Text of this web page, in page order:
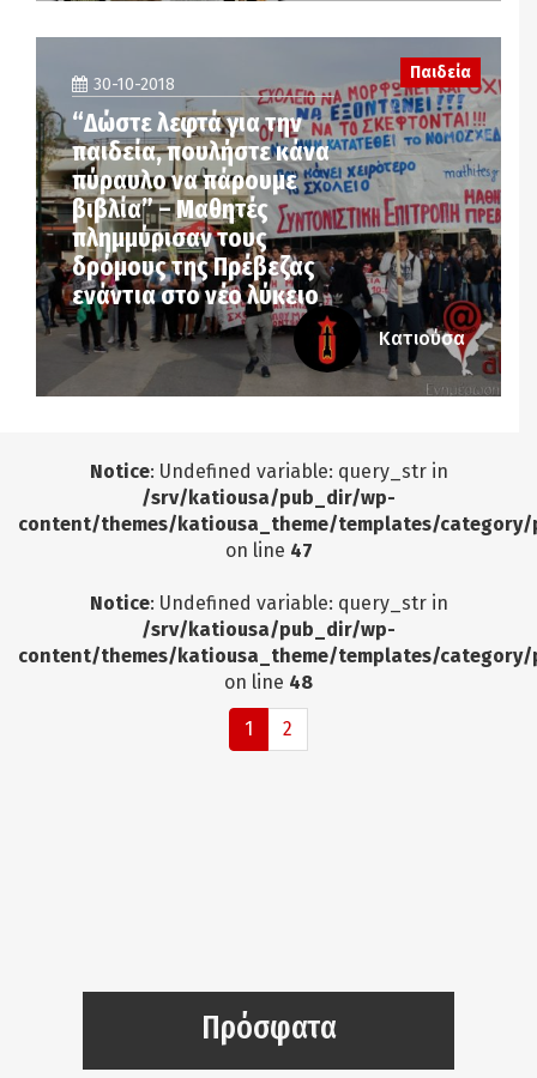
30-10-2018
“Δώστε λεφτά για την
παιδεία, πουλήστε κάνα
πύραυλο να πάρουμε
βιβλία” – Μαθητές
πλημμύρισαν τους
δρόμους της Πρέβεζας
ενάντια στο νέο λύκειο
Παιδεία
Κατιούσα
Notice: Undefined variable: query_str in
/srv/katiousa/pub_dir/wp-
content/themes/katiousa_theme/templates/
on line 47
Notice: Undefined variable: query_str in
/srv/katiousa/pub_dir/wp-
content/themes/katiousa_theme/templates/
on line 48
1 2
Πρόσφατα